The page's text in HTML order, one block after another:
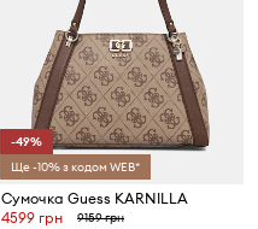
-49%
Ще -10% з кодом WEB*
Сумочка Guess KARNILLA
4599 грн
9159 грн